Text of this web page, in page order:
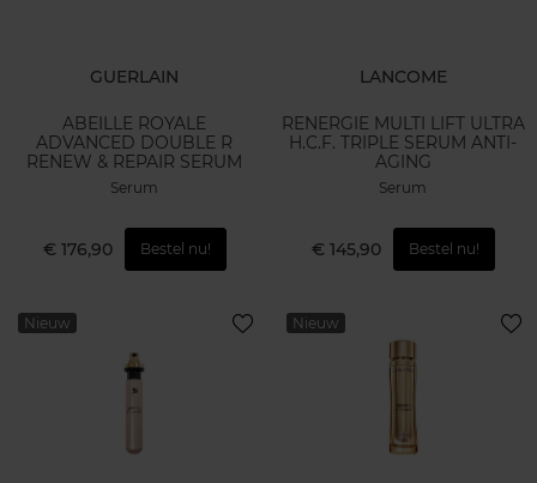
GUERLAIN
ABEILLE ROYALE
ADVANCED DOUBLE R
RENEW & REPAIR SERUM
Serum
€ 176,90 Bestel nu!
LANCOME
RENERGIE MULTI LIFT ULTRA
H.C.F. TRIPLE SERUM ANTI-
AGING
Serum
€ 145,90 Bestel nu!
Nieuw Nieuw